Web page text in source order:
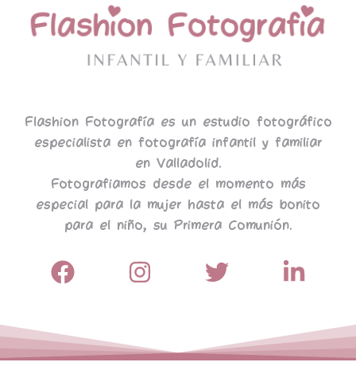
Flashion Fotografía es un estudio fotográfico
especialista en fotografía infantil y familiar
en Valladolid.
Fotografiamos desde el momento más
especial para la mujer hasta el más bonito
para el niño, su Primera Comunión.